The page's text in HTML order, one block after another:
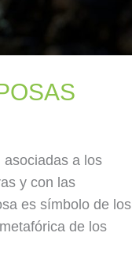
asociadas a los
y con las
es símbolo de los
de los